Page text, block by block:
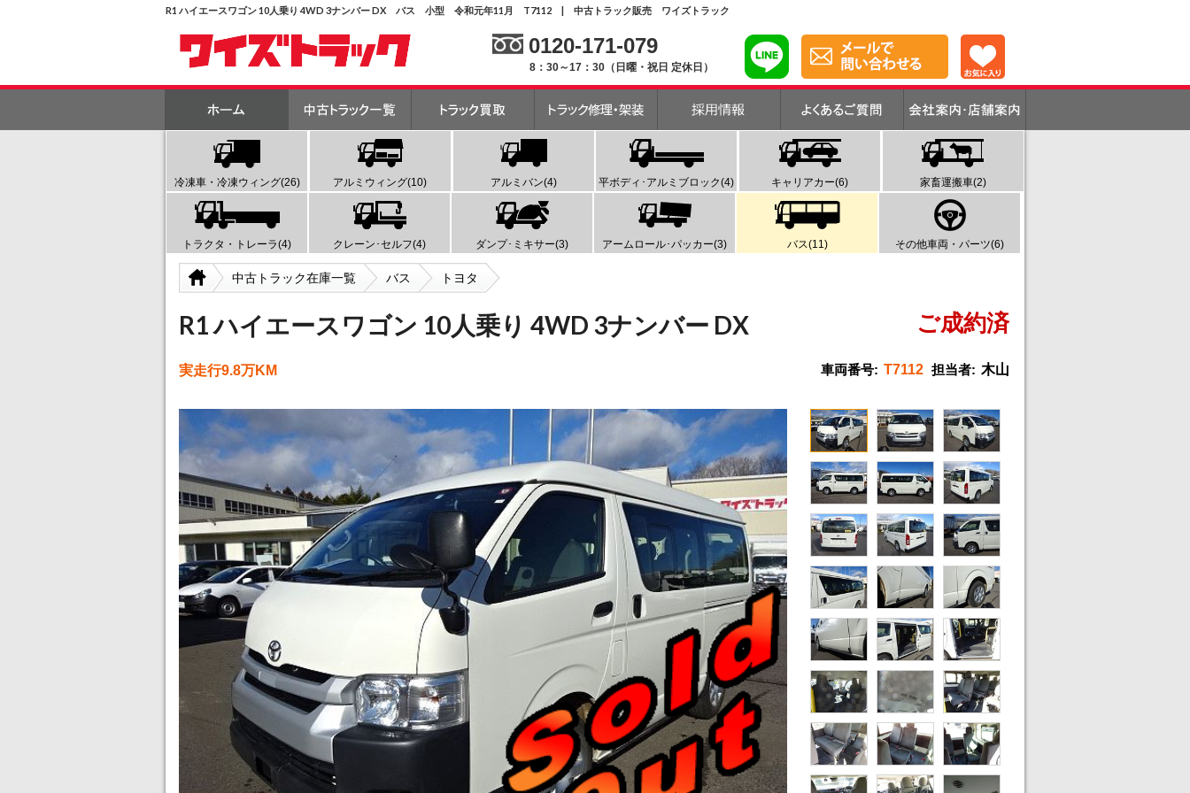
R1 ハイエースワゴン 10人乗り 4WD 3ナンバー DX バス 小型 令和元年11月 T7112 | 中古トラック販売 ワイズトラック
0120-171-079
8：30～17：30（日曜・祝日 定休日）
冷凍車・冷凍ウィング(26) アルミウィング(10) アルミバン(4) 平ボディ･アルミブロック(4) キャリアカー(6) 家畜運搬車(2)
トラクタ・トレーラ(4) クレーン･セルフ(4) ダンプ･ミキサー(3) アームロール･パッカー(3) バス(11) その他車両・パーツ(6)
中古トラック在庫一覧 バス トヨタ
R1 ハイエースワゴン 10人乗り 4WD 3ナンバー DX ご成約済
実走行9.8万KM 車両番号: T7112 担当者: 木山